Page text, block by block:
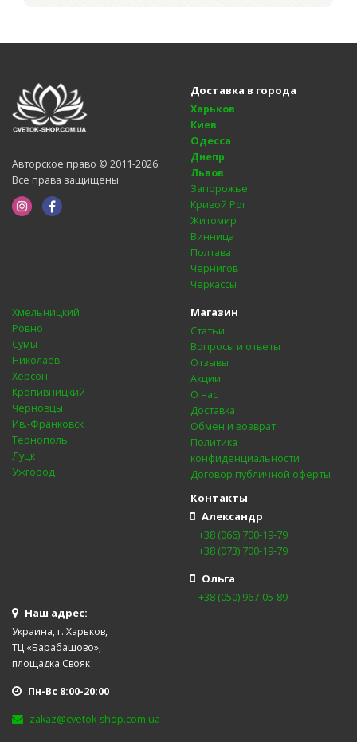
Авторское право © 2011-2026.
Все права защищены
Доставка в города
Харьков
Киев
Одесса
Днепр
Львов
Запорожье
Кривой Рог
Житомир
Винница
Полтава
Чернигов
Черкассы
Хмельницкий
Ровно
Сумы
Николаев
Херсон
Кропивницкий
Черновцы
Ив.-Франковск
Тернополь
Луцк
Ужгород
Магазин
Статьи
Вопросы и ответы
Отзывы
Акции
О нас
Доставка
Обмен и возврат
Политика
конфиденциальности
Договор публичной оферты
Контакты
Александр
+38 (066) 700-19-79
+38 (073) 700-19-79
Ольга
+38 (050) 967-05-89
Наш адрес:
Украина, г. Харьков,
ТЦ «Барабашово»,
площадка Свояк
Пн-Вс 8:00-20:00
zakaz@cvetok-shop.com.ua